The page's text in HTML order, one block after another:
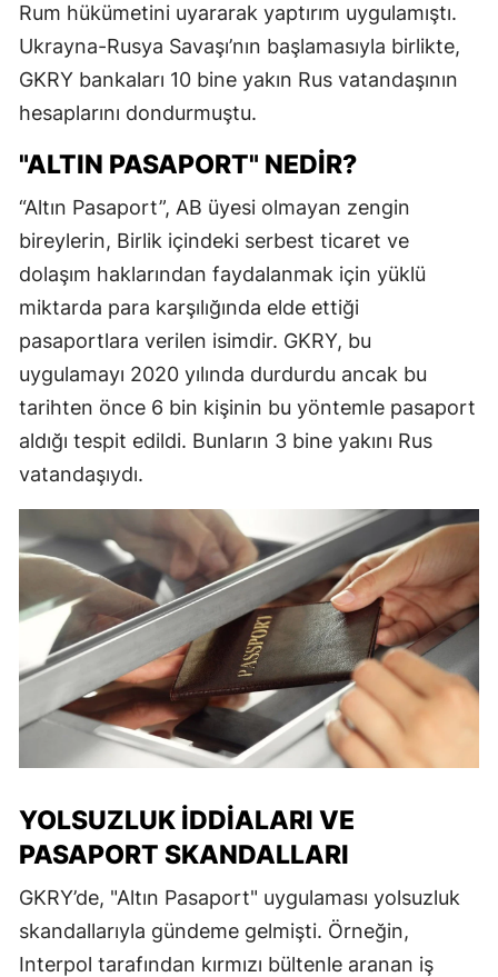
Rum hükümetini uyararak yaptırım uygulamıştı.
Ukrayna-Rusya Savaşı’nın başlamasıyla birlikte,
GKRY bankaları 10 bine yakın Rus vatandaşının
hesaplarını dondurmuştu.
"ALTIN PASAPORT" NEDIR?
“Altın Pasaport”, AB üyesi olmayan zengin
bireylerin, Birlik içindeki serbest ticaret ve
dolaşım haklarından faydalanmak için yüklü
miktarda para karşılığında elde ettiği
pasaportlara verilen isimdir. GKRY, bu
uygulamayı 2020 yılında durdurdu ancak bu
tarihten önce 6 bin kişinin bu yöntemle pasaport
aldığı tespit edildi. Bunların 3 bine yakını Rus
vatandaşıydı.
YOLSUZLUK İDDIALARI VE
PASAPORT SKANDALLARI
GKRY’de, "Altın Pasaport" uygulaması yolsuzluk
skandallarıyla gündeme gelmişti. Örneğin,
Interpol tarafından kırmızı bültenle aranan iş